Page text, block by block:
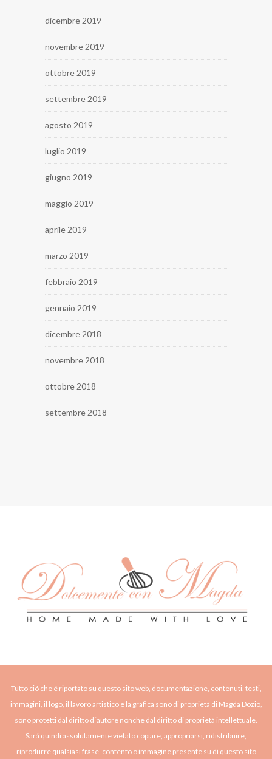
dicembre 2019
novembre 2019
ottobre 2019
settembre 2019
agosto 2019
luglio 2019
giugno 2019
maggio 2019
aprile 2019
marzo 2019
febbraio 2019
gennaio 2019
dicembre 2018
novembre 2018
ottobre 2018
settembre 2018
Tutto ció che é riportato su questo sito web, documentazione, contenuti, testi,
immagini, il logo, il lavoro artistico e la grafica sono di proprietá di Magda Dozio,
sono protetti dal diritto d´autore nonche dal diritto di proprietá intellettuale.
Sará quindi assolutamente vietato copiare, appropriarsi, ridistribuire,
riprodurre qualsiasi frase, contento o immagine presente su di questo sito